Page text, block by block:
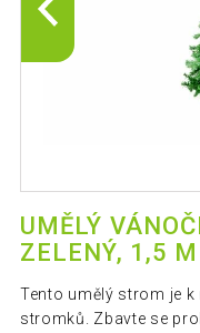
UMĚLÝ
ZELENÝ, 1,5 M
Tento umělý strom je
stromků. Zbavte se